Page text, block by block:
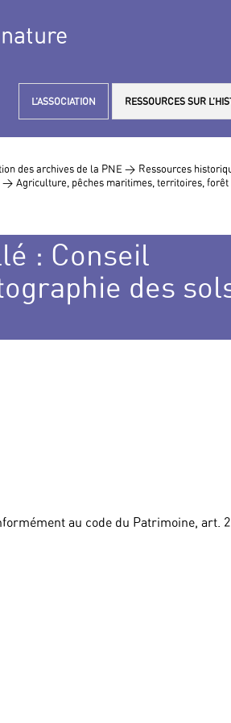
L’ASSOCIATION RESSOURCES SUR
des archives de la PNE > Ressources
> Agriculture, pêches maritimes, territoires, forêt
: Conseil
des
au code du Patrimoine, art.